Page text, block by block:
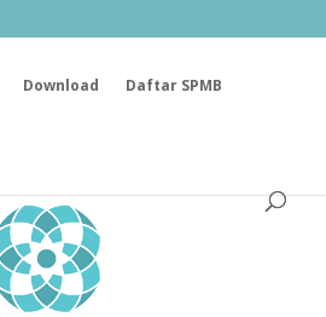
Download Daftar SPMB